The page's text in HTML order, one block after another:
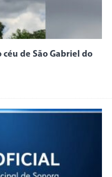
de São Gabriel do